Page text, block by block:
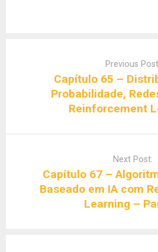
Previous
Capítulo 65 –
Probabilidade,
Reinforcement
Next Post:
Capítulo 67 –
Baseado em IA com
Learning –